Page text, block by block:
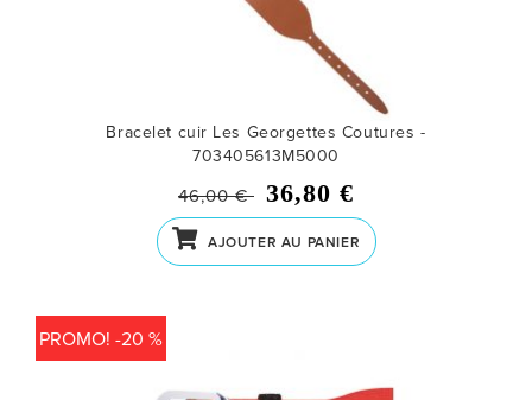
Bracelet cuir Les Georgettes Coutures -
703405613M5000
46,00 € 36,80 €
AJOUTER AU PANIER
PROMO! -20 %